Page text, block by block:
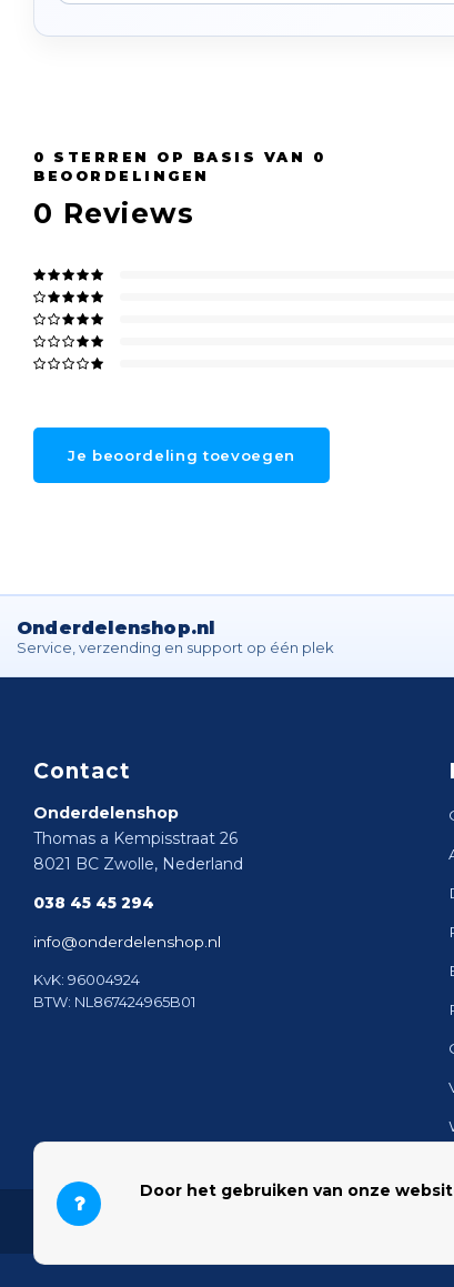
0 STERREN OP BASIS VAN 0
BEOORDELINGEN
0 Reviews
Je beoordeling toevoegen
Onderdelenshop.nl
Service, verzending en support op één plek
Contact
Onderdelenshop
Thomas a Kempisstraat 26
8021 BC Zwolle, Nederland
038 45 45 294
info@onderdelenshop.nl
KvK: 96004924
BTW: NL867424965B01
© 2026 Onderdelenshop - Powered by
Door het gebruiken van onze